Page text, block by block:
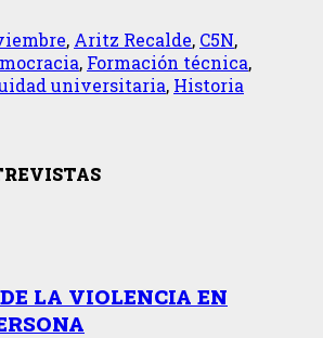
, Aritz Recalde, C5N,
, Formación técnica,
universitaria, Historia
LA VIOLENCIA EN